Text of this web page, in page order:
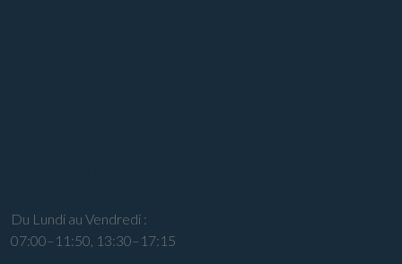
Du Lundi au Vendredi :
07:00–11:50, 13:30–17:15